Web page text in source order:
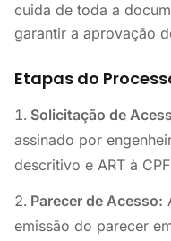
cuida de toda a
garantir a aprovação
Etapas do
Solicitação de
assinado por
descritivo e ART à
Parecer de Acesso:
emissão do parecer